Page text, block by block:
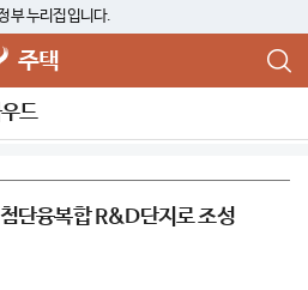
부 누리집입니다.
주택
드
단융복합 R&D단지로 조성